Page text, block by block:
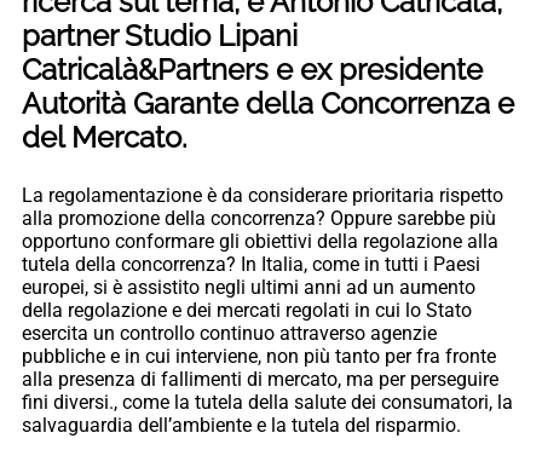
partner Studio Lipani
Catricalà&Partners e ex presidente
Autorità Garante della Concorrenza e
del Mercato.
La regolamentazione è da considerare prioritaria rispetto
alla promozione della concorrenza? Oppure sarebbe più
opportuno conformare gli obiettivi della regolazione alla
tutela della concorrenza? In Italia, come in tutti i Paesi
europei, si è assistito negli ultimi anni ad un aumento
della regolazione e dei mercati regolati in cui lo Stato
esercita un controllo continuo attraverso agenzie
pubbliche e in cui interviene, non più tanto per fra fronte
alla presenza di fallimenti di mercato, ma per perseguire
fini diversi., come la tutela della salute dei consumatori, la
salvaguardia dell’ambiente e la tutela del risparmio.